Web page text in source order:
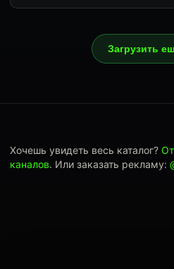
Загрузить
Хочешь увидеть весь каталог?
каналов. Или заказать рекламу: